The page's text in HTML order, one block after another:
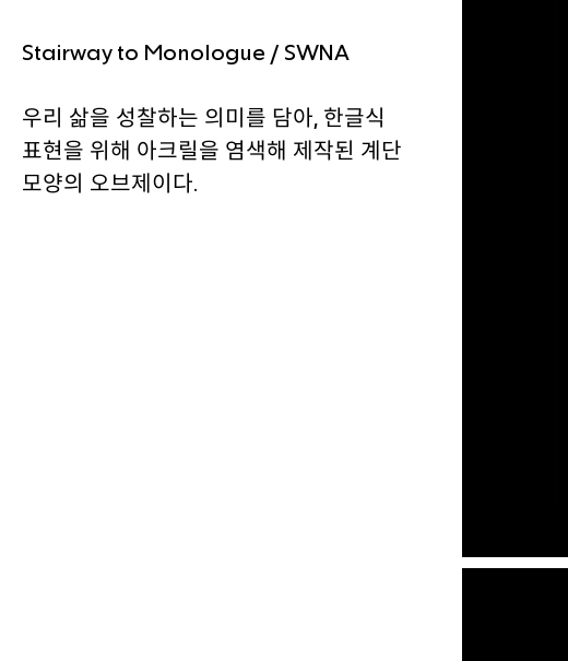
Stairway to Monologue / SWNA
우리 삶을 성찰하는 의미를 담아, 한글식
표현을 위해 아크릴을 염색해 제작된 계단
모양의 오브제이다.